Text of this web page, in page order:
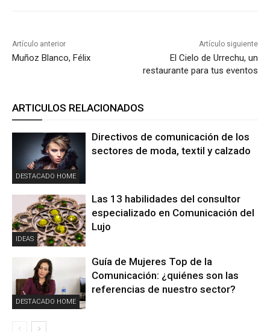
Artículo anterior
Muñoz Blanco, Félix
Artículo siguiente
El Cielo de Urrechu, un
restaurante para tus eventos
ARTICULOS RELACIONADOS
DESTACADO HOME
Directivos de comunicación de los
sectores de moda, textil y calzado
IDEAS
Las 13 habilidades del consultor
especializado en Comunicación del
Lujo
DESTACADO HOME
Guía de Mujeres Top de la
Comunicación: ¿quiénes son las
referencias de nuestro sector?